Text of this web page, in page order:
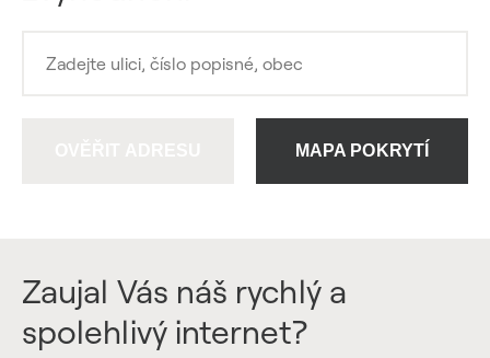
MAPA POKRYTÍ
Zaujal Vás náš rychlý a
spolehlivý internet?